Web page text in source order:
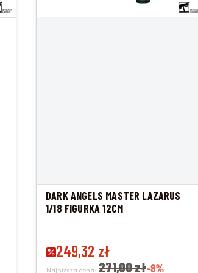
DARK ANGELS MASTER LAZARUS
1/18 FIGURKA 12CM
Cena promocyjna
249,32 zł
Najniższa cena: 271,00 zł-8%